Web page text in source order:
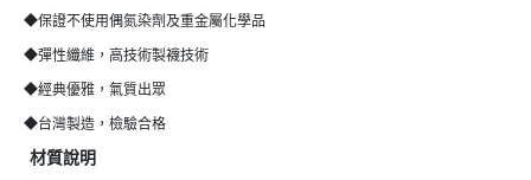
◆保證不使用偶氮染劑及重金屬化學品
◆彈性纖維，高技術製襪技術
◆經典優雅，氣質出眾
◆台灣製造，檢驗合格
材質說明